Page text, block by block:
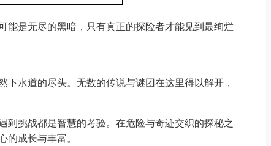
能是无尽的黑暗，只有真正的探险者才能见到最绚烂
水道的尽头。无数的传说与谜团在这里得以解开，
到挑战都是智慧的考验。在危险与奇迹交织的探秘之
成长与丰富。